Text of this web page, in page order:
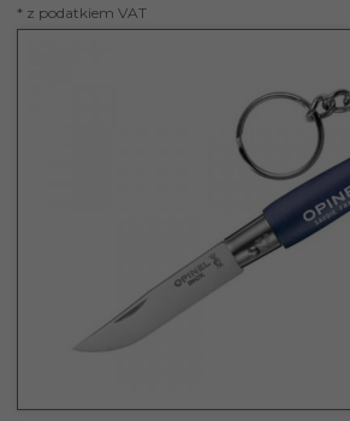
* z podatkiem VAT